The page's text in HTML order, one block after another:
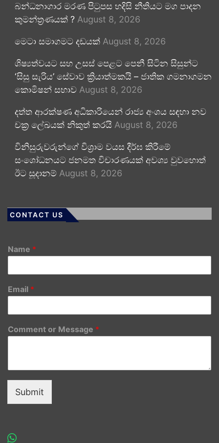
බන්ධනාගාර මරණ පිටුපස හදිසි නීතියට මග පාදන
කුමන්ත්‍රණයක් ? August 8, 2026
මෙටා සමාගමට දඩයක් August 8, 2026
ශිෂ්‍යත්වයට සහ උසස් පෙළට පෙනී සිටින සිසුන්ට
‘සිසු සැරිය’ සේවාව ක්‍රියාත්මකයි – ජාතික ගමනාගමන
කොමිෂන් සභාව August 8, 2026
දත්ත ආරක්ෂණ අධිකාරියෙන් රාජ්‍ය අංශය සඳහා නව
චක්‍ර ලේඛයක් නිකුත් කරයි August 8, 2026
විනිසුරුවරුන්ගේ විශ්‍රාම වයස දීර්ඝ කිරීමේ
සංශෝධනයට ජනමත විචාරණයක් අවශ්‍ය වුවහොත්
ඊට සූදානම් August 8, 2026
CONTACT US
Name *
Email *
Comment or Message *
Submit